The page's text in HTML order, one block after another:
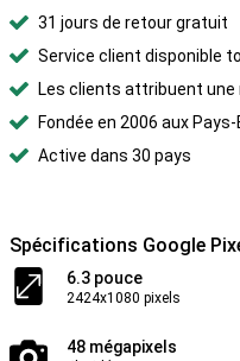
31 jours de retour gratuit
Service client disponible
Les clients attribuent une
Fondée en 2006 aux
Active dans 30 pays
Spécifications Google
6.3 pouce
2424x1080 pixels
48 mégapixels